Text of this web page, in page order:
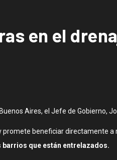
en el
Aires, el Jefe de Gobierno,
beneficiar directamente
barrios que están entrelazados.